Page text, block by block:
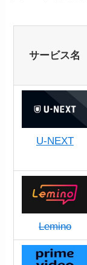
サービス名
U-NEXT
Lemino